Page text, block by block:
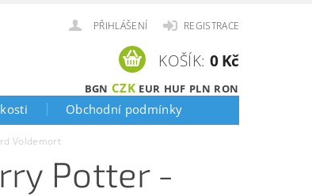
PŘIHLÁŠENÍ REGISTRACE
BGN CZK EUR HUF PLN RON
KOŠÍK: 0 Kč
Obchodní podmínky
Voldemort
Potter -